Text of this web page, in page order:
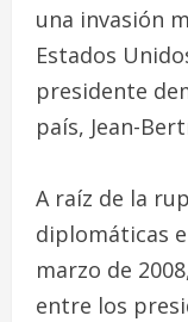
una invasión
Estados
presidente
país, Jean-
A raíz de la
diplomáticas
marzo de
entre los